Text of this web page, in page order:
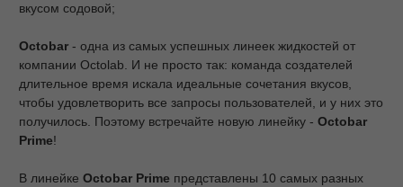
вкусом содовой;
Octobar - одна из самых успешных линеек жидкостей от
компании Octolab. И не просто так: команда создателей
длительное время искала идеальные сочетания вкусов,
чтобы удовлетворить все запросы пользователей, и у них это
получилось. Поэтому встречайте новую линейку - Octobar
Prime!
В линейке Octobar Prime представлены 10 самых разных